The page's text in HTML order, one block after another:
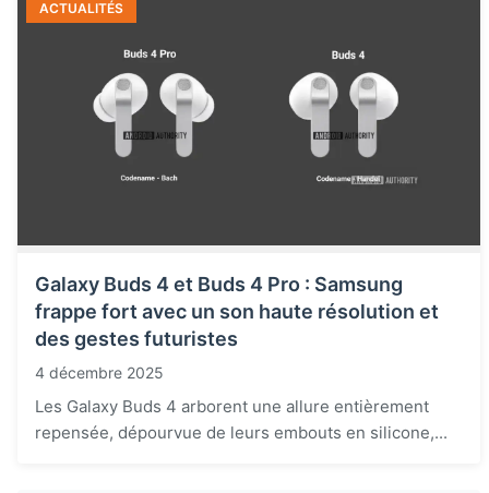
ACTUALITÉS
Galaxy Buds 4 et Buds 4 Pro : Samsung
frappe fort avec un son haute résolution et
des gestes futuristes
4 décembre 2025
Les Galaxy Buds 4 arborent une allure entièrement
repensée, dépourvue de leurs embouts en silicone,...